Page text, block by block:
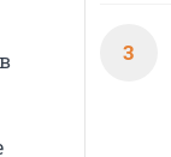
3